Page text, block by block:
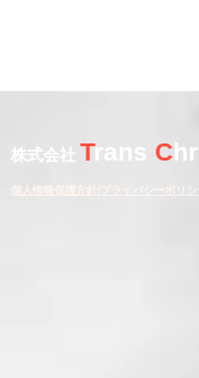
株式会社 Trans C
個人情報保護方針/プライバシーポリシ